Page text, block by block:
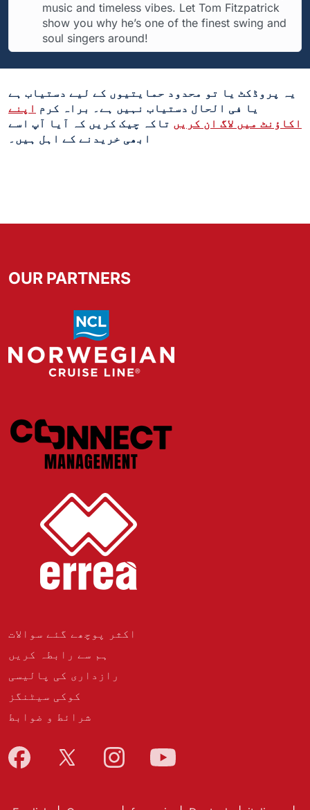
music and timeless vibes. Let Tom Fitzpatrick
show you why he’s one of the finest swing and
soul singers around!
یہ پروڈکٹ یا تو محدود حمایتیوں کے لیے دستیاب ہے
یا فی الحال دستیاب نہیں ہے۔ براہ کرم اپنے
اکاؤنٹ میں لاگ ان کریں تاکہ چیک کریں کہ آیا آپ اسے
ابھی خریدنے کے اہل ہیں۔
اکثر پوچھے گئے سوالات
ہم سے رابطہ کریں
رازداری کی پالیسی
کوکی سیٹنگز
شرائط و ضوابط
OUR PARTNERS